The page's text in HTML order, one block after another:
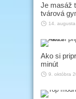
Je masáž
tvárová
14.
Ako si
minút
9. októbra